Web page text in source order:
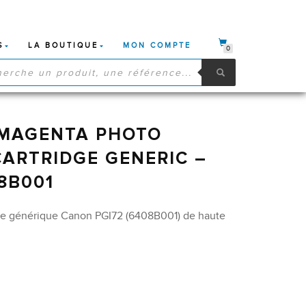
LA BOUTIQUE
MON COMPTE
0
PHOTO
GENERIC –
générique Canon PGI72 (6408B001) de haute